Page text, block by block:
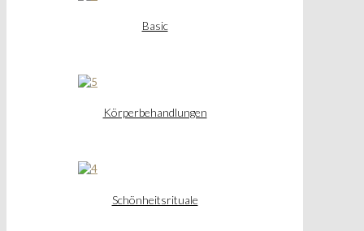
Basic
Körperbehandlungen
Schönheitsrituale